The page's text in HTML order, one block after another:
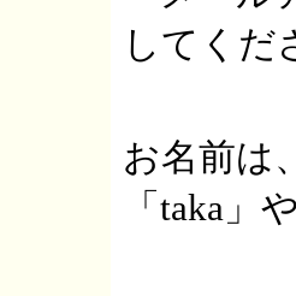
してくだ
お名前は
「taka」